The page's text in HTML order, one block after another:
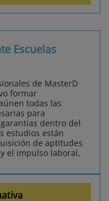
Escuelas
de MasterD
formar
todas las
para
dentro del
estudios están
de aptitudes
el impulso laboral,